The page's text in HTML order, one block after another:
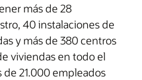
más de 28
40 instalaciones de
y más de 380 centros
viviendas en todo el
de 21.000 empleados